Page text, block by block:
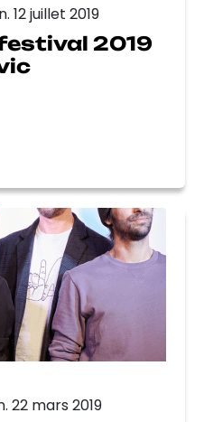
12 juillet 2019
2019
22 mars 2019